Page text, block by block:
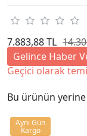
7.883,88 TL
Gelince Haber
Geçici olarak
Bu ürünün
Aynı Gün
Kargo